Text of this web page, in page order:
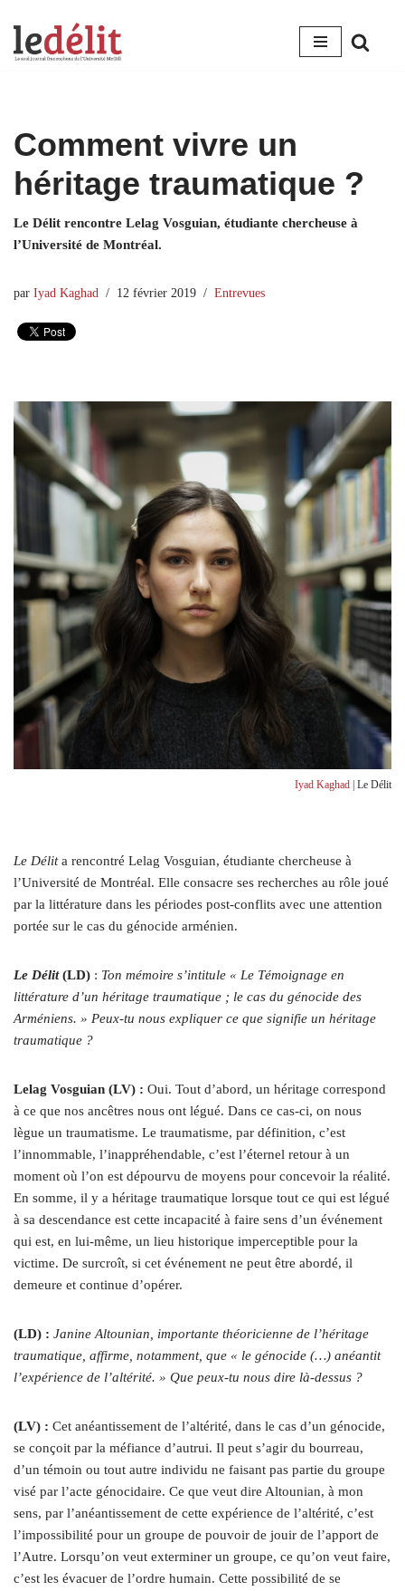
Aller
Comment vivre un
héritage traumatique ?
Le Délit rencontre Lelag Vosguian, étudiante chercheuse à
l’Université de Montréal.
par Iyad Kaghad 12 février 2019 Entrevues
Iyad Kaghad | Le Délit
Le Délita rencontré Lelag Vosguian, étudiante chercheuse à
l’Université de Montréal. Elle consacre ses recherches au rôle joué
par la littérature dans les périodes post-conflits avec une attention
portée sur le cas du génocide arménien.
Le Délit(LD) : Ton mémoire s’intitule « Le Témoignage en
littérature d’un héritage traumatique ; le cas du génocide des
Arméniens. » Peux-tu nous expliquer ce que signifie un héritage
traumatique ?
Lelag Vosguian (LV) : Oui. Tout d’abord, un héritage correspond
à ce que nos ancêtres nous ont légué. Dans ce cas-ci, on nous
lègue un traumatisme. Le traumatisme, par définition, c’est
l’innommable, l’inappréhendable, c’est l’éternel retour à un
moment où l’on est dépourvu de moyens pour concevoir la réalité.
En somme, il y a héritage traumatique lorsque tout ce qui est légué
à sa descendance est cette incapacité à faire sens d’un événement
qui est, en lui-même, un lieu historique imperceptible pour la
victime. De surcroît, si cet événement ne peut être abordé, il
demeure et continue d’opérer.
(LD) : Janine Altounian, importante théoricienne de l’héritage
traumatique, affirme, notamment, que « le génocide (…) anéantit
l’expérience de l’altérité. » Que peux-tu nous dire là-dessus ?
(LV) : Cet anéantissement de l’altérité, dans le cas d’un génocide,
se conçoit par la méfiance d’autrui. Il peut s’agir du bourreau,
d’un témoin ou tout autre individu ne faisant pas partie du groupe
visé par l’acte génocidaire. Ce que veut dire Altounian, à mon
sens, par l’anéantissement de cette expérience de l’altérité, c’est
l’impossibilité pour un groupe de pouvoir de jouir de l’apport de
l’Autre. Lorsqu’on veut exterminer un groupe, ce qu’on veut faire,
c’est les évacuer de l’ordre humain. Cette possibilité de se